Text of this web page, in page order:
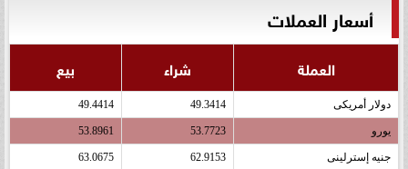
أسعار العملات
العملة شراء بيع
دولار أمريكى 49.3414
49.4414
يورو 53.7723
53.8961
جنيه إسترلينى 62.9153
63.0675